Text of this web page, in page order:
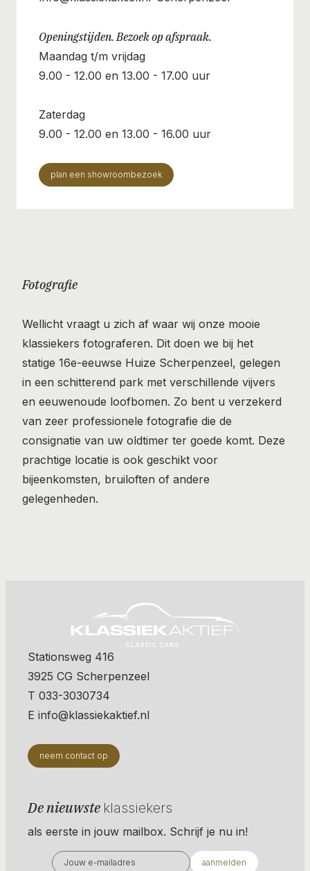
Openingstijden. Bezoek op afspraak.
Maandag t/m vrijdag
9.00 - 12.00 en 13.00 - 17.00 uur
Zaterdag
9.00 - 12.00 en 13.00 - 16.00 uur
plan een showroombezoek
Fotografie
Wellicht vraagt u zich af waar wij onze mooie
klassiekers fotograferen. Dit doen we bij het
statige 16e-eeuwse Huize Scherpenzeel, gelegen
in een schitterend park met verschillende vijvers
en eeuwenoude loofbomen. Zo bent u verzekerd
van zeer professionele fotografie die de
consignatie van uw oldtimer ter goede komt. Deze
prachtige locatie is ook geschikt voor
bijeenkomsten, bruiloften of andere
gelegenheden.
Stationsweg 416
3925 CG Scherpenzeel
T 033-3030734
E info@klassiekaktief.nl
neem contact op
De nieuwste klassiekers
als eerste in jouw mailbox. Schrijf je nu in!
aanmelden